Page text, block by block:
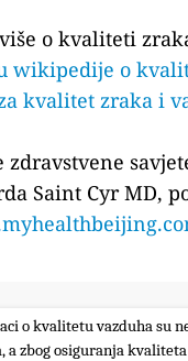
o kvaliteti
wikipedije o
kvalitet zraka i
Saint Cyr MD,
o kvalitetu vazduha su
zbog osiguranja